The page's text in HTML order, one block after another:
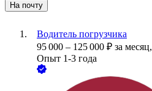
На почту
Водитель погрузчика
95 000 – 125 000 ₽ за месяц,
Опыт 1-3 года